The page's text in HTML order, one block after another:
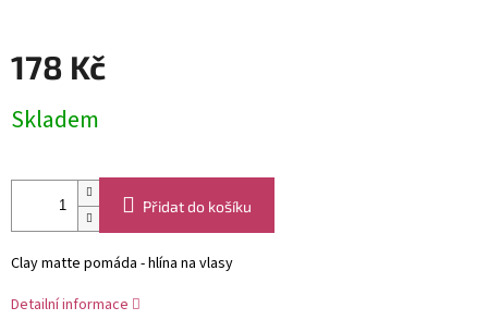
178 Kč
cena:
Skladem
Přidat do košíku
Clay matte pomáda - hlína na vlasy
Detailní informace